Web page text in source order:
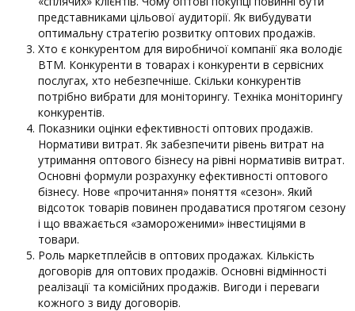
представниками цільової аудиторії. Як вибудувати
оптимальну стратегію розвитку оптових продажів.
Хто є конкурентом для виробничої компанії яка володіє
ВТМ. Конкуренти в товарах і конкуренти в сервісних
послугах, хто небезпечніше. Скільки конкурентів
потрібно вибрати для моніторингу. Техніка моніторингу
конкурентів.
Показники оцінки ефективності оптових продажів.
Нормативи витрат. Як забезпечити рівень витрат на
утримання оптового бізнесу на рівні нормативів витрат.
Основні формули розрахунку ефективності оптового
бізнесу. Нове «прочитання» поняття «сезон». Який
відсоток товарів повинен продаватися протягом сезону
і що вважається «замороженими» інвестиціями в
товари.
Роль маркетплейсів в оптових продажах. Кількість
договорів для оптових продажів. Основні відмінності
реалізації та комісійних продажів. Вигоди і переваги
кожного з виду договорів.